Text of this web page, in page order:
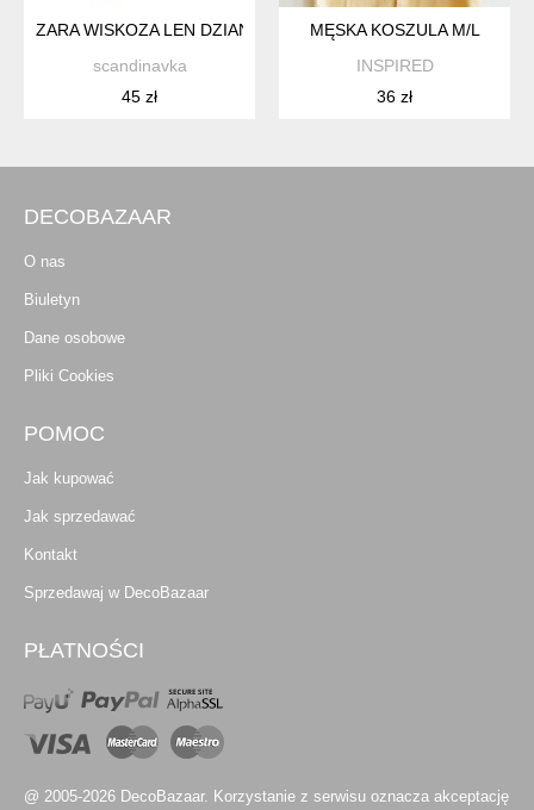
ZARA WISKOZA LEN DZIANINOWE SPODENKI MĘSKI M
scandinavka
45 zł
MĘSKA KOSZULA M/L
INSPIRED
36 zł
DECOBAZAAR
O nas
Biuletyn
Dane osobowe
Pliki Cookies
POMOC
Jak kupować
Jak sprzedawać
Kontakt
Sprzedawaj w DecoBazaar
PŁATNOŚCI
@ 2005-2026 DecoBazaar. Korzystanie z serwisu oznacza akceptację